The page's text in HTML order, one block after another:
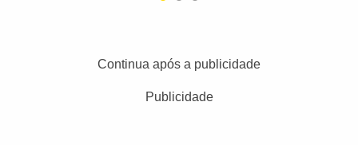
Continua após a publicidade
Publicidade